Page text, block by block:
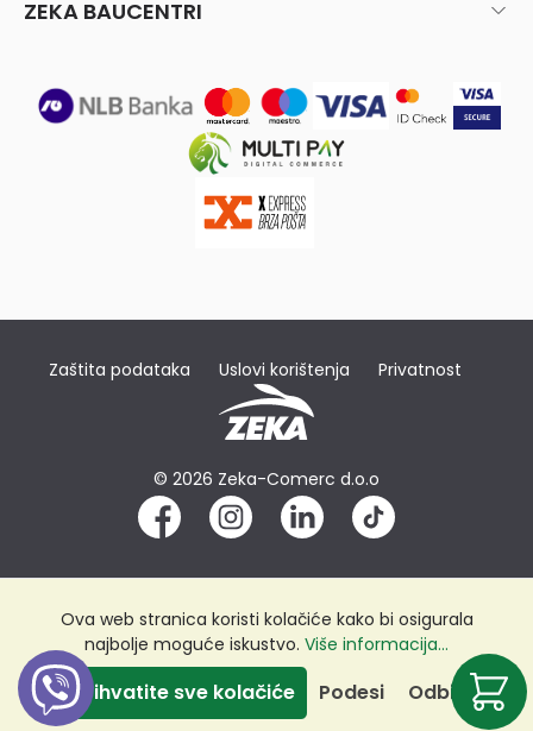
ZEKA BAUCENTRI
Zaštita podataka Uslovi korištenja Privatnost
© 2026 Zeka-Comerc d.o.o
Ova web stranica koristi kolačiće kako bi osigurala
najbolje moguće iskustvo. Više informacija...
Odbij
Podesi
Prihvatite sve kolačiće